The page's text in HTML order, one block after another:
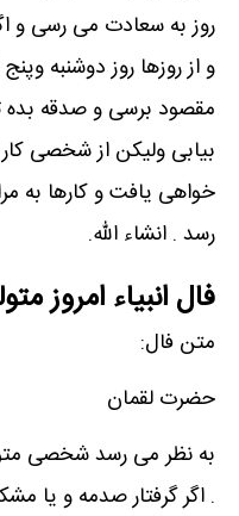
روز به سعادت می رسی و
و از روزها روز دوشنبه
مقصود برسی و صدقه بده
بیابی ولیکن از شخصی
خواهی یافت و کارها به
رسد . انشاء الله.
فال انبیاء امروز
متن فال:
حضرت لقمان
به نظر می رسد شخصی
. اگر گرفتار صدمه و یا